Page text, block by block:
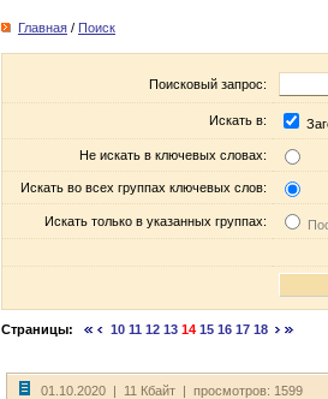
Главная / Поиск
Поисковый запрос:
Искать в:
Не искать в ключевых словах:
Искать во всех группах ключевых слов:
Искать только в указанных группах:
Страницы: 10 11 12 13 14 15 16 17 18
01.10.2020 | 11 Кбайт | просмотров: 1599